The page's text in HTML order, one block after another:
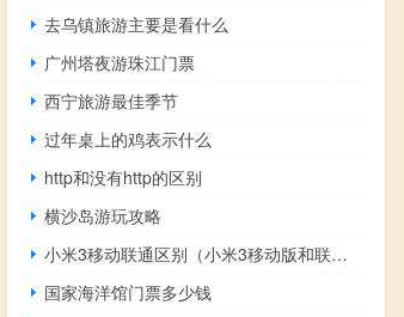
去乌镇旅游主要是看什么
广州塔夜游珠江门票
西宁旅游最佳季节
过年桌上的鸡表示什么
http和没有http的区别
横沙岛游玩攻略
小米3移动联通区别（小米3移动版和联通版哪个好(小米3移动版和联通版)）
国家海洋馆门票多少钱